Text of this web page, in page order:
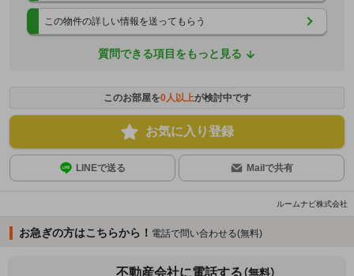
この物件の詳しい情報を送ってもらう
質問できる項目をもっと見る
このお部屋を0人以上が検討中です
お気に入り登録
LINEで送る Mailで共有
ルームナビ株式会社
お急ぎの方はこちらから！ 電話で問い合わせる(無料)
不動産会社に電話する（無料）